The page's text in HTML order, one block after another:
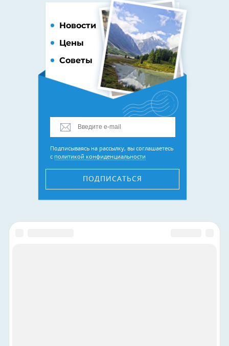
Новости
Цены
Советы
Подписываясь на рассылку, вы соглашаетесь
с политикой конфиденциальности
ПОДПИСАТЬСЯ